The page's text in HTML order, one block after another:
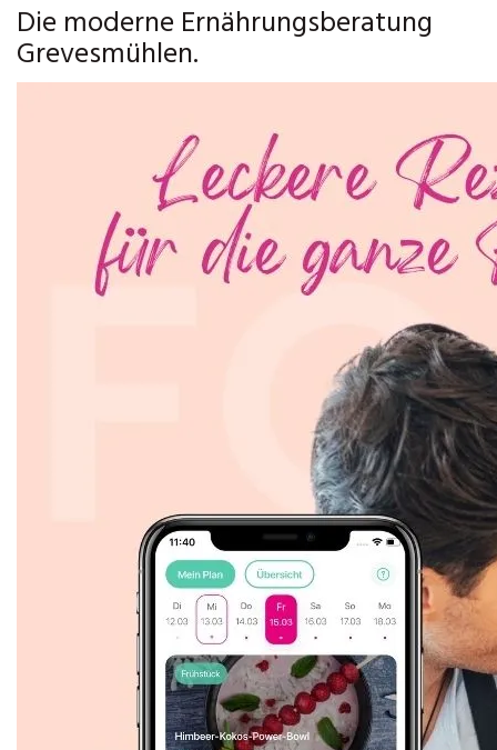
Die moderne Ernährungsberatung
Grevesmühlen.